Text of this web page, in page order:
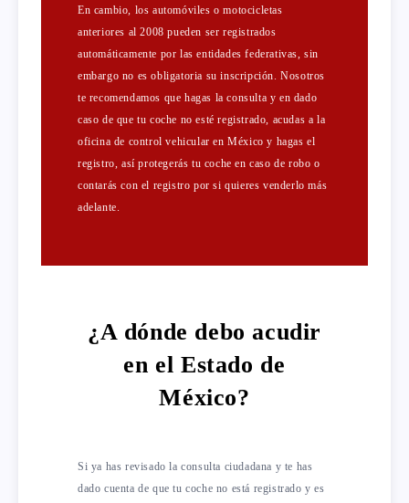
En cambio, los automóviles o motocicletas
anteriores al 2008 pueden ser registrados
automáticamente por las entidades federativas, sin
embargo no es obligatoria su inscripción. Nosotros
te recomendamos que hagas la consulta y en dado
caso de que tu coche no esté registrado, acudas a la
oficina de control vehicular en México y hagas el
registro, así protegerás tu coche en caso de robo o
contarás con el registro por si quieres venderlo más
adelante.
¿A dónde debo acudir
en el Estado de
México?
Si ya has revisado la consulta ciudadana y te has
dado cuenta de que tu coche no está registrado y es